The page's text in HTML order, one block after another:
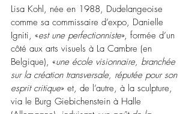
Lisa Kohl, née en 1988, Dudelangeoise
comme sa commissaire d’expo, Danielle
Igniti, «est une perfectionniste», formée d’un
côté aux arts visuels à La Cambre (en
Belgique), «une école visionnaire, branchée
sur la création transversale, réputée pour son
esprit critique» et, de l’autre, à la sculpture,
via le Burg Giebichenstein à Halle